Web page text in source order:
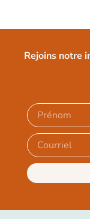
Rejoins notre